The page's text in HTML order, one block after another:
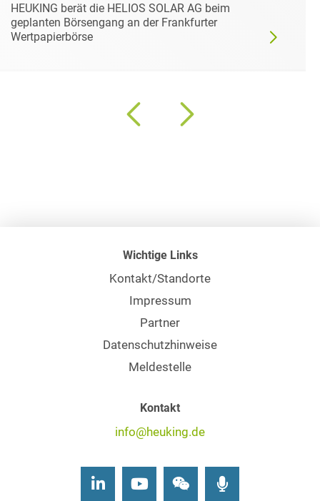
HEUKING berät die HELIOS SOLAR AG beim
geplanten Börsengang an der Frankfurter
Wertpapierbörse
Wichtige Links
Kontakt/Standorte
Impressum
Partner
Datenschutzhinweise
Meldestelle
Kontakt
info@heuking.de
LinkedInYoutubeWechat